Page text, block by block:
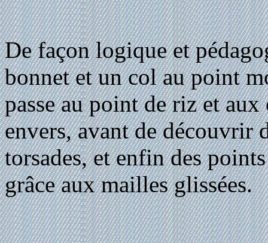
De façon logique et
bonnet et un col au point
passe au point de riz et
envers, avant de découvrir
torsades, et enfin des
grâce aux mailles